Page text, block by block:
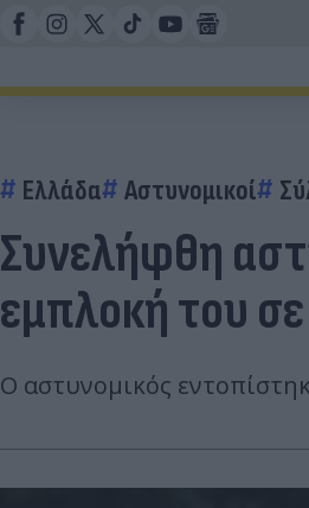
Ελλάδα Αστυνομικοί
Συνελήφθη
εμπλοκή του
Ο αστυνομικός